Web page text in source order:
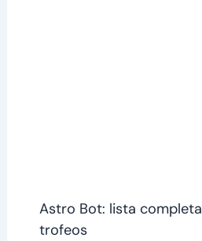
Astro Bot: lista
trofeos